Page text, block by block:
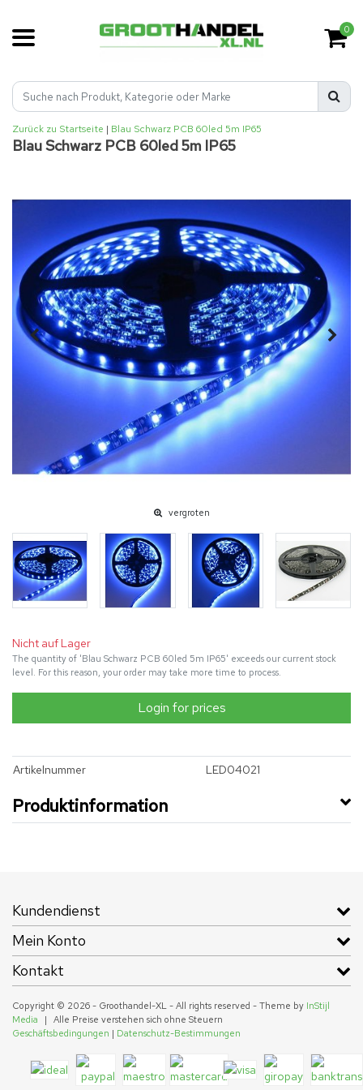
0
Zurück zu Startseite | Blau Schwarz PCB 60led 5m IP65
Blau Schwarz PCB 60led 5m IP65
vergroten
Nicht auf Lager
The quantity of 'Blau Schwarz PCB 60led 5m IP65' exceeds our current stock
level. For this reason, your order may take more time to process.
Login for prices
Artikelnummer LED04021
Produktinformation
Kundendienst
Mein Konto
Kontakt
Copyright © 2026 - Groothandel-XL - All rights reserved - Theme by InStijl
Media
|
Alle Preise verstehen sich ohne Steuern
Geschäftsbedingungen | Datenschutz-Bestimmungen